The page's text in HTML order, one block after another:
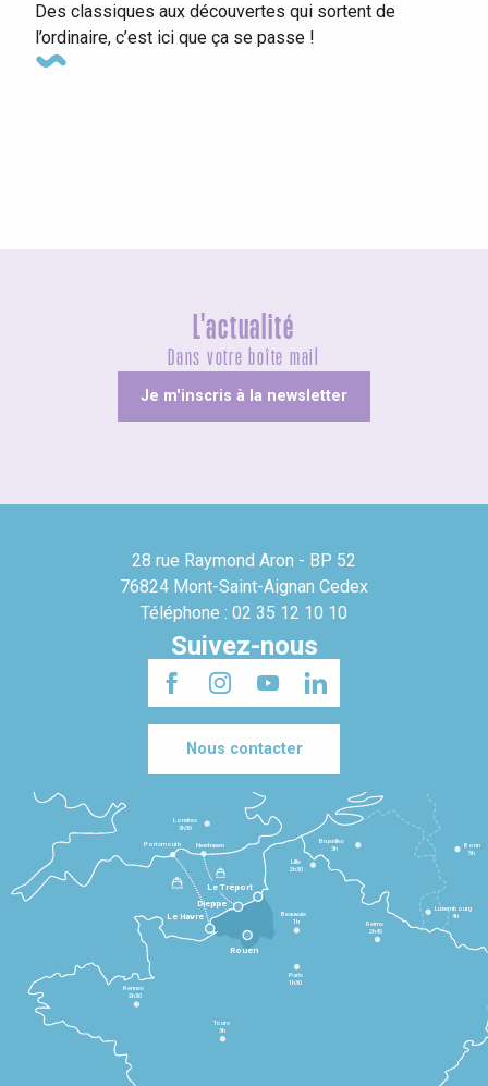
Des classiques aux découvertes qui sortent de
l’ordinaire, c’est ici que ça se passe !
L'actualité
Dans votre boîte mail
Je m'inscris à la newsletter
28 rue Raymond Aron - BP 52
76824 Mont-Saint-Aignan Cedex
Téléphone : 02 35 12 10 10
Suivez-nous
Nous contacter
Le Havre
Dieppe
Le Tréport
Rennes
2h30
Tours
3h
Paris
1h30
Beauvais
1h
Reims
2h45
Lille
2h30
Bruxelles
3h
Londres
3h30
Newhaven
Portsmouth
Bonn
5h
Luxembourg
4h
Rouen